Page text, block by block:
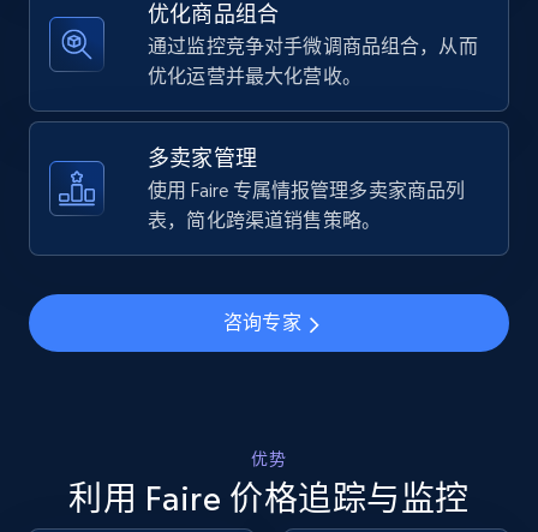
871+ 立即开始
Walmart - products
URL, Final price, Sku, Currency, Gtin,
Specifications, Image urls, Top reviews, and
using specific category URL
URL, Final price, Sku, Currency, Gtin,
Specifications, Image urls, Top reviews, and
优化商品组合
通过监控竞争对手微调商品组合，从而
优化运营并最大化营收。
多卖家管理
使用 Faire 专属情报管理多卖家商品列
表，简化跨渠道销售策略。
咨询专家
优势
利用 Faire 价格追踪与监控